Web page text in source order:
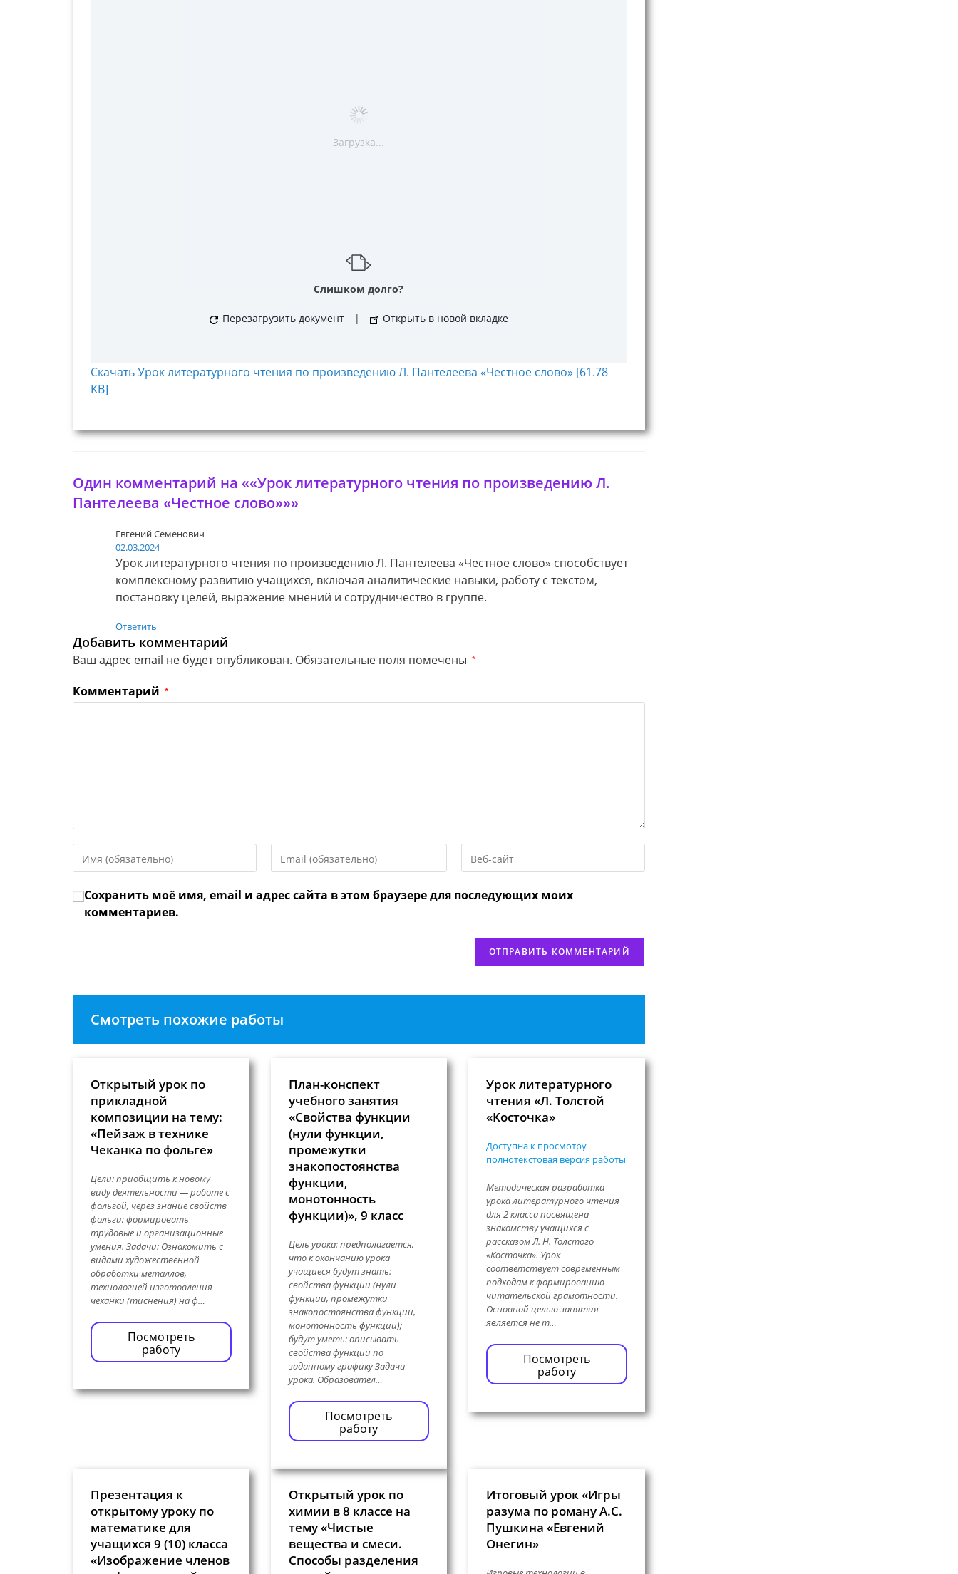
Загрузка...
Слишком долго?
Перезагрузить документ | Открыть в новой вкладке
Скачать Урок литературного чтения по произведению Л. Пантелеева «Честное слово» [61.78
KB]
Один комментарий на ««Урок литературного чтения по произведению Л.
Пантелеева «Честное слово»»»
Евгений Семенович
02.03.2024
Урок литературного чтения по произведению Л. Пантелеева «Честное слово» способствует
комплексному развитию учащихся, включая аналитические навыки, работу с текстом,
постановку целей, выражение мнений и сотрудничество в группе.
Ответить
Добавить комментарий
Ваш адрес email не будет опубликован. Обязательные поля помечены *
Комментарий *
свое
или
имя
свой
адрес,
URL
веб-
Сохранить моё имя, email и адрес сайта в этом браузере для последующих моих
комментариев.
Смотреть похожие работы
Открытый урок по
прикладной
композиции на тему:
«Пейзаж в технике
Чеканка по фольге»
Цели: приобщить к новому
виду деятельности — работе с
фольгой, через знание свойств
фольги; формировать
трудовые и организационные
умения. Задачи: Ознакомить с
видами художественной
обработки металлов,
технологией изготовления
чеканки (тиснения) на ф…
Посмотреть
работу
План-конспект
учебного занятия
«Свойства функции
(нули функции,
промежутки
знакопостоянства
функции,
монотонность
функции)», 9 класс
Цель урока: предполагается,
что к окончанию урока
учащиеся будут знать:
свойства функции (нули
функции, промежутки
знакопостоянства функции,
монотонность функции);
будут уметь: описывать
свойства функции по
заданному графику Задачи
урока. Образовател…
Посмотреть
работу
Урок литературного
чтения «Л. Толстой
«Косточка»
Доступна к просмотру
полнотекстовая версия работы
Методическая разработка
урока литературного чтения
для 2 класса посвящена
знакомству учащихся с
рассказом Л. Н. Толстого
«Косточка». Урок
соответствует современным
подходам к формированию
читательской грамотности.
Основной целью занятия
является не т…
Посмотреть
работу
Презентация к
открытому уроку по
математике для
учащихся 9 (10) класса
«Изображение членов
Открытый урок по
химии в 8 классе на
тему «Чистые
вещества и смеси.
Способы разделения
Итоговый урок «Игры
разума по роману А.С.
Пушкина «Евгений
Онегин»